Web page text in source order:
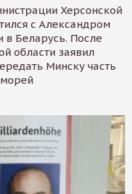
Херсонской
с Александром
в Беларусь. После
области заявил
Минску часть